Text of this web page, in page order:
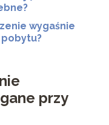
wygaśnie
przy